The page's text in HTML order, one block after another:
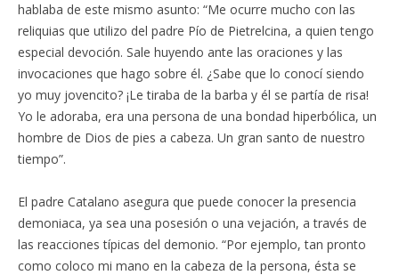
hablaba de este mismo asunto: “Me ocurre mucho con las
reliquias que utilizo del padre Pío de Pietrelcina, a quien tengo
especial devoción. Sale huyendo ante las oraciones y las
invocaciones que hago sobre él. ¿Sabe que lo conocí siendo
yo muy jovencito? ¡Le tiraba de la barba y él se partía de risa!
Yo le adoraba, era una persona de una bondad hiperbólica, un
hombre de Dios de pies a cabeza. Un gran santo de nuestro
tiempo”.
El padre Catalano asegura que puede conocer la presencia
demoniaca, ya sea una posesión o una vejación, a través de
las reacciones típicas del demonio. “Por ejemplo, tan pronto
como coloco mi mano en la cabeza de la persona, ésta se